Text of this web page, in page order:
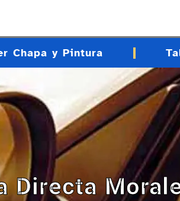
Chapa y Pintura
Directa